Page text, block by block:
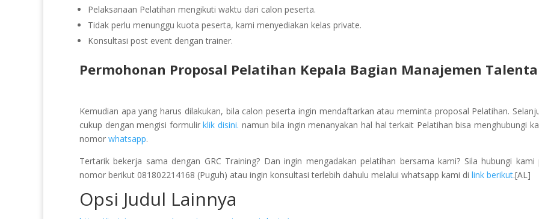
Pelaksanaan Pelatihan mengikuti waktu dari calon peserta.
Tidak perlu menunggu kuota peserta, kami menyediakan kelas private.
Konsultasi post event dengan trainer.
Permohonan Proposal Pelatihan Kepala Bagian Manajemen Talenta
Kemudian apa yang harus dilakukan, bila calon peserta ingin mendaftarkan atau meminta proposal Pelatihan.
cukup dengan mengisi formulirklik disini. namun bila ingin menanyakan hal hal terkait Pelatihan bisa menghubungi
nomor whatsapp.
Tertarik bekerja sama dengan GRC Training? Dan ingin mengadakan pelatihan bersama kami? Sila hubungi kami
nomor berikut 081802214168 (Puguh) atau ingin konsultasi terlebih dahulu melalui whatsapp kami di link berikut.[AL]
Opsi Judul Lainnya